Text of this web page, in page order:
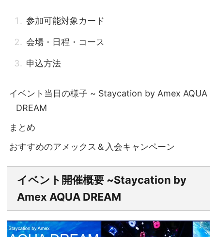
参加可能対象カード
会場・日程・コース
申込方法
イベント当日の様子 ~ Staycation by Amex AQUA
DREAM
まとめ
おすすめのアメックス＆入会キャンペーン
イベント開催概要 ~Staycation by
Amex AQUA DREAM